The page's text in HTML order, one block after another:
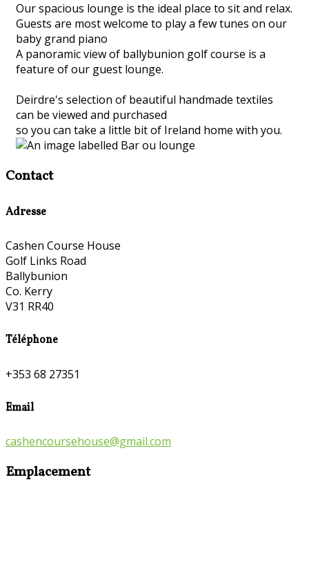
Our spacious lounge is the ideal place to sit and relax.
Guests are most welcome to play a few tunes on our
baby grand piano
A panoramic view of ballybunion golf course is a
feature of our guest lounge.
Deirdre's selection of beautiful handmade textiles
can be viewed and purchased
so you can take a little bit of Ireland home with you.
Contact
Adresse
Cashen Course House
Golf Links Road
Ballybunion
Co. Kerry
V31 RR40
Téléphone
+353 68 27351
Email
cashencoursehouse@gmail.com
Emplacement